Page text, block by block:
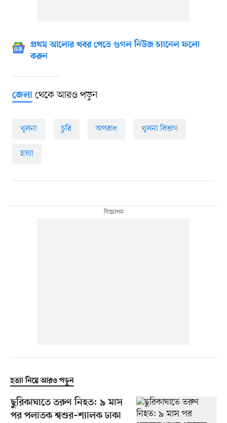
প্রথম আলোর খবর পেতে গুগল নিউজ চ্যানেল ফলো
করুন
জেলাথেকে আরও পড়ুন
খুলনা চুরি অপরাধ খুলনা বিভাগ
হত্যা
হত্যা নিয়ে আরও পড়ুন
ছুরিকাঘাতে তরুণ নিহত: ৯ মাস
পর পলাতক শ্বশুর–শ্যালক ঢাকা